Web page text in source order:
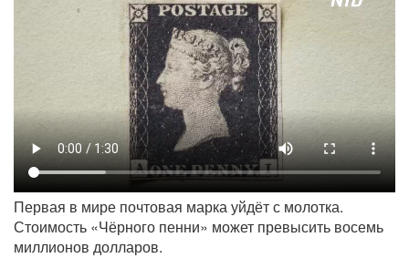
Первая в мире почтовая марка уйдёт с молотка.
Стоимость «Чёрного пенни» может превысить восемь
миллионов долларов.